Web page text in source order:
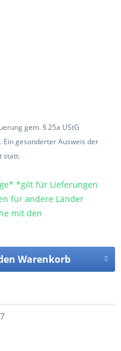
gem. § 25a UStG
gesonderter Ausweis der
statt.
*gilt für Lieferungen
für andere Länder
mit den
Warenkorb